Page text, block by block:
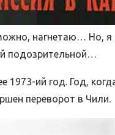
нагнетаю… Но, я
подозрительной…
1973-ий год. Год,
переворот в Чили.